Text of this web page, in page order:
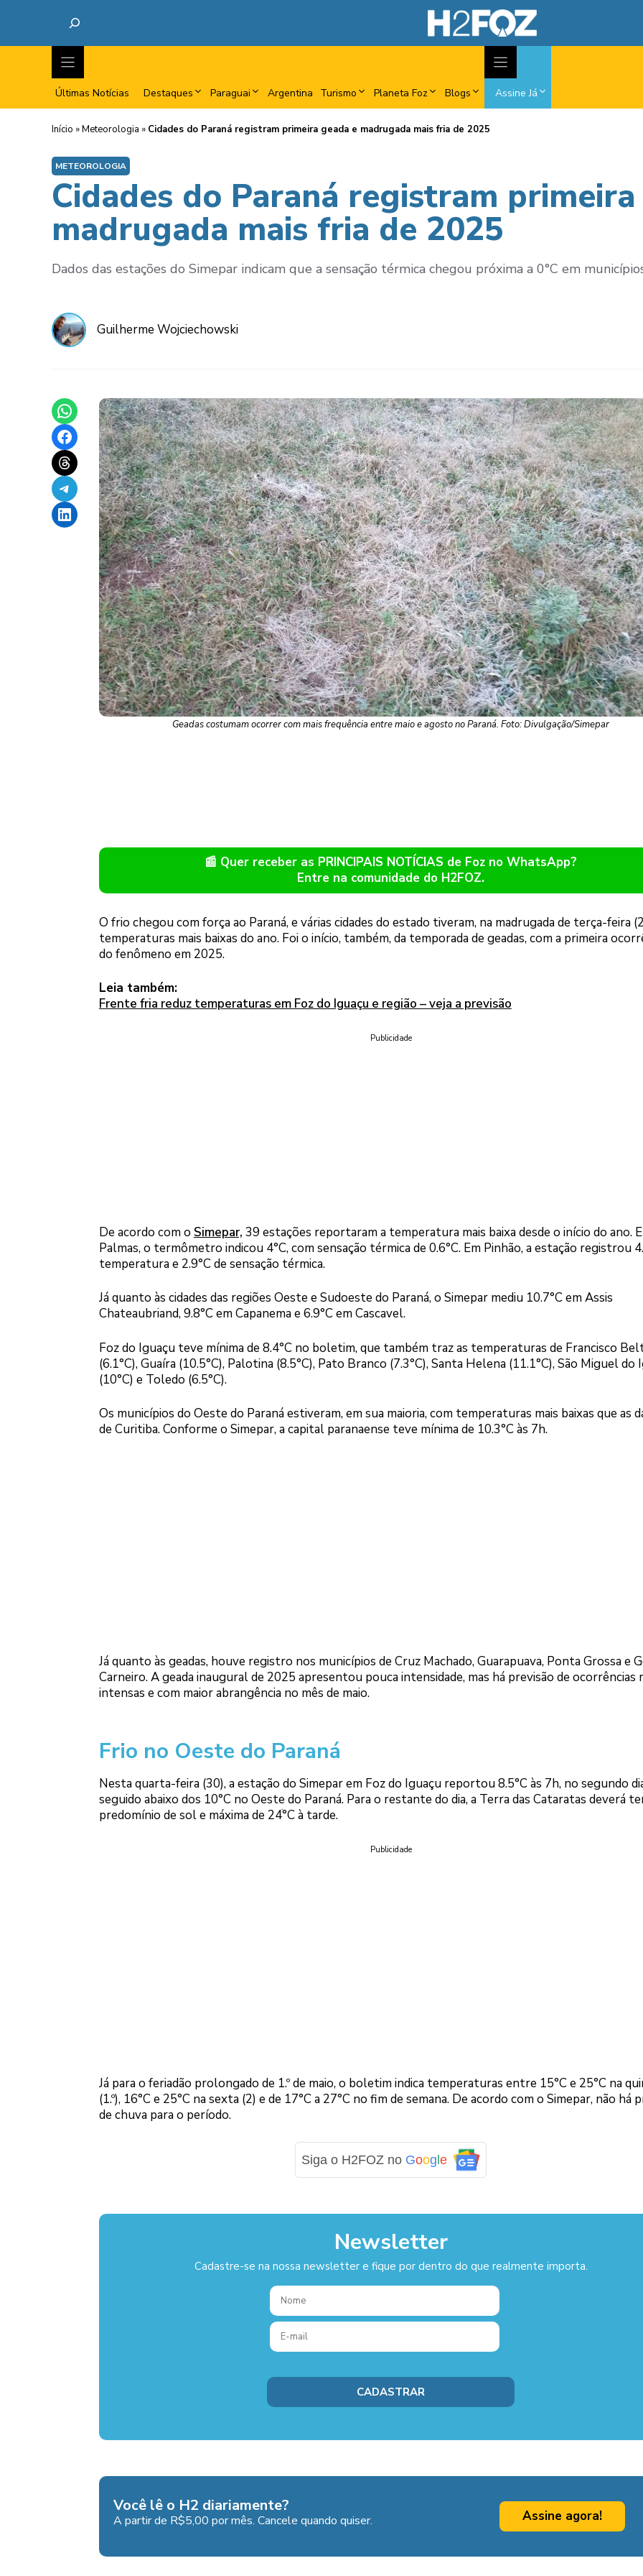
Últimas Notícias Destaques Paraguai Argentina Turismo Planeta Foz Blogs Assine Já
Início »Meteorologia » Cidades do Paraná registram primeira geada e madrugada mais fria de 2025
METEOROLOGIA
Cidades do Paraná registram
madrugada mais fria de 2025
Dados das estações do Simepar indicam que a sensação térmica chegou próxima a 0°C em
Guilherme Wojciechowski
Share on WhatsApp
Share on Facebook
Share on Threads
Share on Telegram
Share on LinkedIn
Geadas costumam ocorrer com mais frequência entre maio e agosto no Paraná. Foto: Divulgação/Simepar
📰 Quer receber as PRINCIPAIS NOTÍCIAS de Foz no WhatsApp?
Entre na comunidade do H2FOZ.
O frio chegou com força ao Paraná, e várias cidades do estado tiveram, na madrugada de terça-feira
temperaturas mais baixas do ano. Foi o início, também, da temporada de geadas, com a primeira
do fenômeno em 2025.
Leia também:
Frente fria reduz temperaturas em Foz do Iguaçu e região – veja a previsão
Publicidade
De acordo com o Simepar, 39 estações reportaram a temperatura mais baixa desde o início do ano.
Palmas, o termômetro indicou 4°C, com sensação térmica de 0.6°C. Em Pinhão, a estação registrou
temperatura e 2.9°C de sensação térmica.
Já quanto às cidades das regiões Oeste e Sudoeste do Paraná, o Simepar mediu 10.7°C em Assis
Chateaubriand, 9.8°C em Capanema e 6.9°C em Cascavel.
Foz do Iguaçu teve mínima de 8.4°C no boletim, que também traz as temperaturas de Francisco
(6.1°C), Guaíra (10.5°C), Palotina (8.5°C), Pato Branco (7.3°C), Santa Helena (11.1°C), São Miguel do
(10°C) e Toledo (6.5°C).
Os municípios do Oeste do Paraná estiveram, em sua maioria, com temperaturas mais baixas que as
de Curitiba. Conforme o Simepar, a capital paranaense teve mínima de 10.3°C às 7h.
Já quanto às geadas, houve registro nos municípios de Cruz Machado, Guarapuava, Ponta Grossa e
Carneiro. A geada inaugural de 2025 apresentou pouca intensidade, mas há previsão de ocorrências
intensas e com maior abrangência no mês de maio.
Frio no Oeste do Paraná
Nesta quarta-feira (30), a estação do Simepar em Foz do Iguaçu reportou 8.5°C às 7h, no segundo
seguido abaixo dos 10°C no Oeste do Paraná. Para o restante do dia, a Terra das Cataratas deverá
predomínio de sol e máxima de 24ׄ°C à tarde.
Publicidade
Já para o feriadão prolongado de 1.º de maio, o boletim indica temperaturas entre 15°C e 25°C na
(1.º), 16°C e 25°C na sexta (2) e de 17°C a 27°C no fim de semana. De acordo com o Simepar, não há
de chuva para o período.
Siga o H2FOZ no Google
Newsletter
Cadastre-se na nossa newsletter e fique por dentro do que realmente importa.
Você lê o H2 diariamente?
A partir de R$5,00 por mês. Cancele quando quiser. Assine agora!